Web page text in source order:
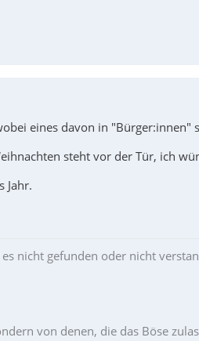
eines davon in "Bürger:innen"
steht vor der Tür, ich
Jahr.
nicht gefunden oder nicht
von denen, die das Böse